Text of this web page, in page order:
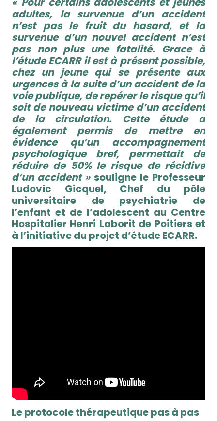
adultes, la survenue d’un accident
n’est pas le fruit du hasard, et la
survenue d’un nouvel accident n’est
pas non plus une fatalité. Grace à
l’étude ECARR il est à présent possible,
chez un jeune qui se présente aux
urgences à la suite d’un accident de la
voie publique, de repérer le risque qu’il
soit de nouveau victime d’un accident
de la circulation. Cette étude a
également permis de mettre en
évidence qu’un accompagnement
psychologique bref, permettait de
réduire de 50% le risque de récidive
d’un accident »souligne le Professeur
Ludovic Gicquel, Chef du pôle
universitaire de psychiatrie de
l’enfant et de l’adolescent au Centre
Hospitalier Henri Laborit de Poitiers et
à l’initiative du projet d’étude ECARR.
Le protocole thérapeutique pas à pas